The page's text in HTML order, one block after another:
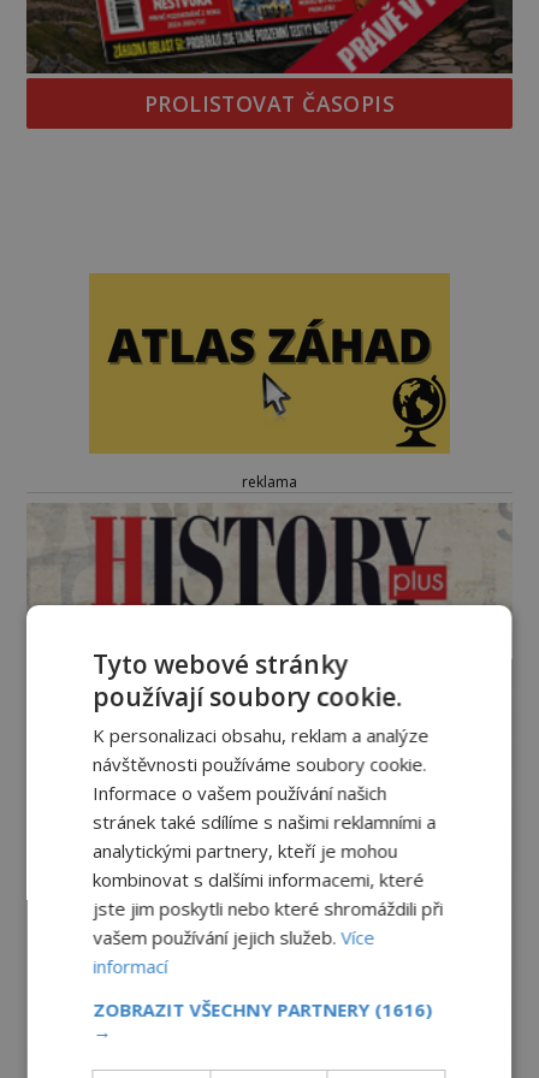
PROLISTOVAT ČASOPIS
reklama
Tyto webové stránky
používají soubory cookie.
K personalizaci obsahu, reklam a analýze
návštěvnosti používáme soubory cookie.
Informace o vašem používání našich
stránek také sdílíme s našimi reklamními a
analytickými partnery, kteří je mohou
kombinovat s dalšími informacemi, které
jste jim poskytli nebo které shromáždili při
vašem používání jejich služeb.Více
informací
ZOBRAZIT VŠECHNY PARTNERY (1616)
→